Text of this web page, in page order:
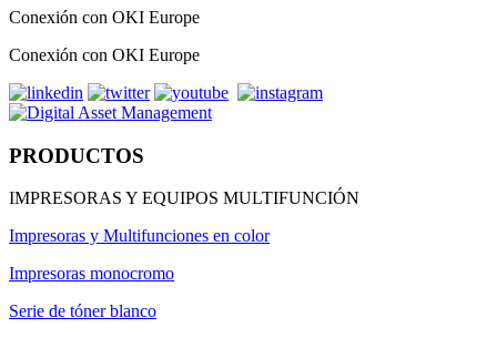
Conexión con OKI Europe
Conexión con OKI Europe
PRODUCTOS
IMPRESORAS Y EQUIPOS MULTIFUNCIÓN
Impresoras y Multifunciones en color
Impresoras monocromo
Serie de tóner blanco